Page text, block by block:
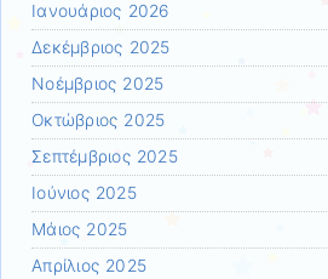
Ιανουάριος 2026
Δεκέμβριος 2025
Νοέμβριος 2025
Οκτώβριος 2025
Σεπτέμβριος 2025
Ιούνιος 2025
Μάιος 2025
Απρίλιος 2025